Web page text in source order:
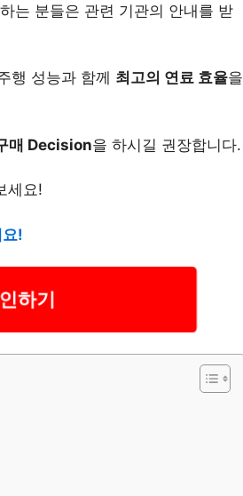
는 분들은 관련 기관의 안내를 받
행 성능과 함께 최고의 연료 효율을
매 Decision을 하시길 권장합니다.
세요!
!
하기